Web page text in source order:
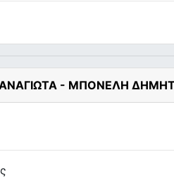
- ΜΠΟΝΕΛΗ